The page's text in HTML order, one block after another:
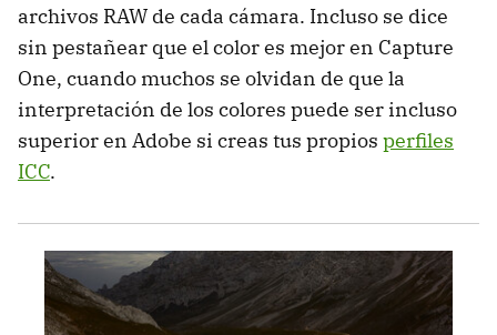
archivos RAW de cada cámara. Incluso se dice
sin pestañear que el color es mejor en Capture
One, cuando muchos se olvidan de que la
interpretación de los colores puede ser incluso
superior en Adobe si creas tus propios perfiles
ICC.